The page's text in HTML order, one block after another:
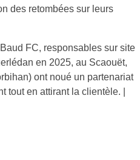
des retombées sur leurs
FC, responsables sur site
en 2025, au Scaouët,
ont noué un partenariat
tout en attirant la clientèle. |